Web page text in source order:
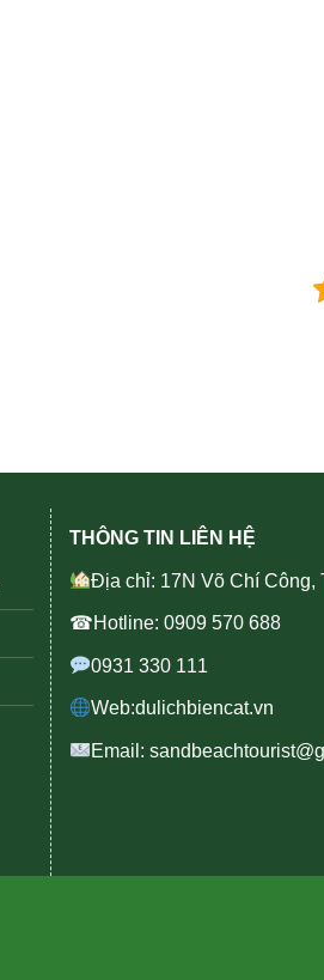
THÔNG TIN LIÊN HỆ
Địa chỉ: 17N Võ Chí Công,
☎Hotline: 0909 570 688
0931 330 111
Web:dulichbiencat.vn
Email: